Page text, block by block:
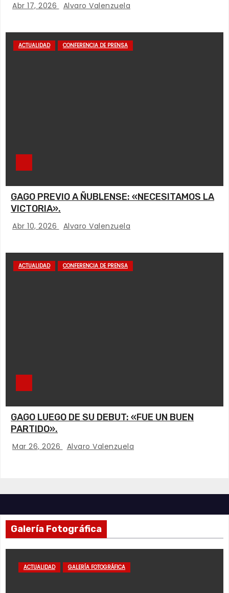
Abr 17, 2026 Alvaro Valenzuela
ACTUALIDAD CONFERENCIA DE PRENSA
GAGO PREVIO A ÑUBLENSE: «NECESITAMOS LA
VICTORIA».
Abr 10, 2026 Alvaro Valenzuela
ACTUALIDAD CONFERENCIA DE PRENSA
GAGO LUEGO DE SU DEBUT: «FUE UN BUEN
PARTIDO».
Mar 26, 2026 Alvaro Valenzuela
Galería Fotográfica
ACTUALIDAD GALERÍA FOTOGRÁFICA